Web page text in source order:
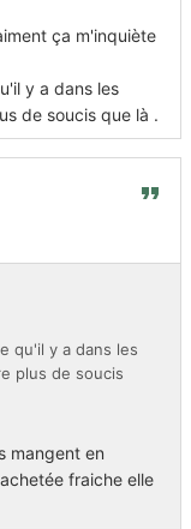
ça m'inquiète
y a dans les
de soucis que là .
qu'il y a dans les
plus de soucis
mangent en
fraiche elle